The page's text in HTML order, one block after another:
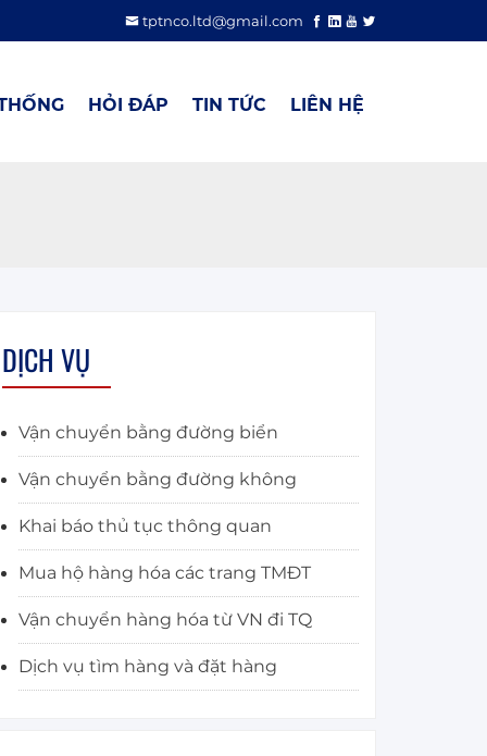
tptnco.ltd@gmail.com
HỎI ĐÁP TIN TỨC LIÊN HỆ
DỊCH VỤ
Vận chuyển bằng đường biển
Vận chuyển bằng đường không
Khai báo thủ tục thông quan
Mua hộ hàng hóa các trang TMĐT
Vận chuyển hàng hóa từ VN đi TQ
Dịch vụ tìm hàng và đặt hàng